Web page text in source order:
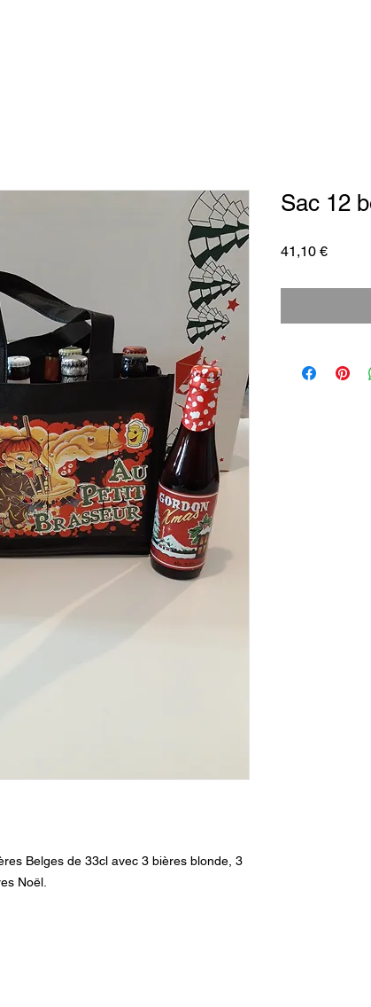
Belges de 33cl avec 3 bières blonde, 3
Noël.
Sac 12
41,10 €Prix